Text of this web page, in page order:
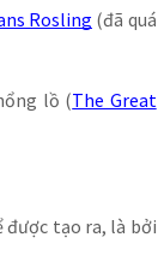
Rosling (đã quá
lồ (The Great
được tạo ra, là bởi